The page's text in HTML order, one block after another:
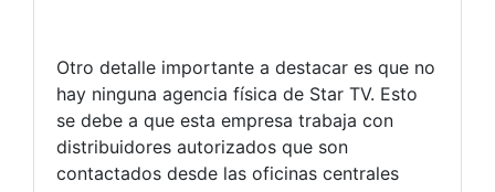
Otro detalle importante a destacar es que no
hay ninguna agencia física de Star TV. Esto
se debe a que esta empresa trabaja con
distribuidores autorizados que son
contactados desde las oficinas centrales